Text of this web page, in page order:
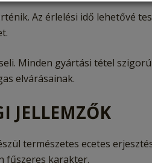
Az érlelési idő lehetővé
Minden gyártási tétel
elvárásainak.
JELLEMZŐK
természetes ecetes
fűszeres karakter.